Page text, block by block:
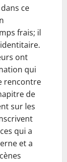
ce
frais; il
ont
qui
rencontre
de
sur les
qui a
et a